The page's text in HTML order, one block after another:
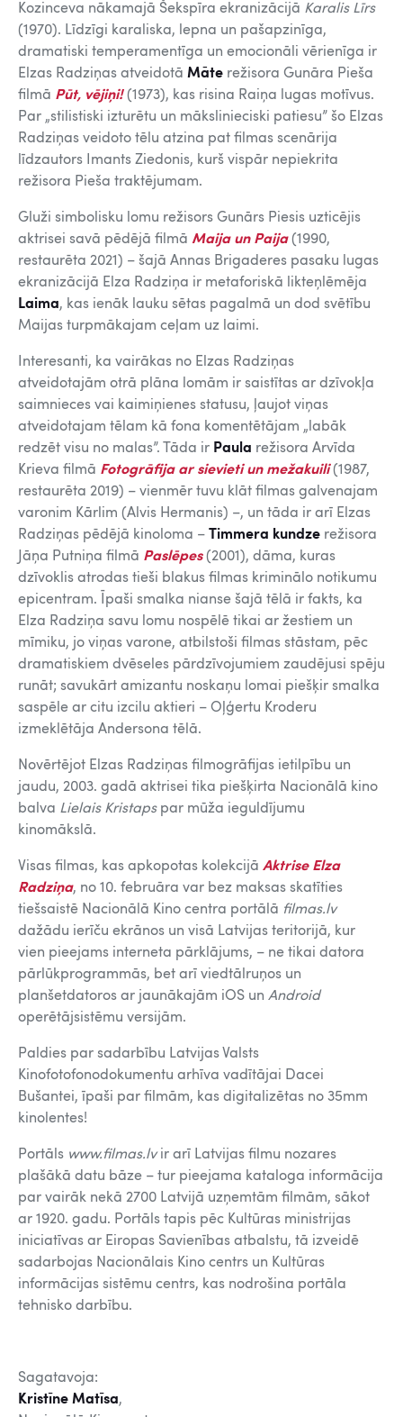
Kozinceva nākamajā Šekspīra ekranizācijā Karalis Līrs
(1970). Līdzīgi karaliska, lepna un pašapzinīga,
dramatiski temperamentīga un emocionāli vērienīga ir
Elzas Radziņas atveidotā Māte režisora Gunāra Pieša
filmā Pūt, vējiņi!(1973), kas risina Raiņa lugas motīvus.
Par „stilistiski izturētu un mākslinieciski patiesu” šo Elzas
Radziņas veidoto tēlu atzina pat filmas scenārija
līdzautors Imants Ziedonis, kurš vispār nepiekrita
režisora Pieša traktējumam.
Gluži simbolisku lomu režisors Gunārs Piesis uzticējis
aktrisei savā pēdējā filmā Maija un Paija(1990,
restaurēta 2021) – šajā Annas Brigaderes pasaku lugas
ekranizācijā Elza Radziņa ir metaforiskā likteņlēmēja
Laima, kas ienāk lauku sētas pagalmā un dod svētību
Maijas turpmākajam ceļam uz laimi.
Interesanti, ka vairākas no Elzas Radziņas
atveidotajām otrā plāna lomām ir saistītas ar dzīvokļa
saimnieces vai kaimiņienes statusu, ļaujot viņas
atveidotajam tēlam kā fona komentētājam „labāk
redzēt visu no malas”. Tāda ir Paula režisora Arvīda
Krieva filmā Fotogrāfija ar sievieti un mežakuili(1987,
restaurēta 2019) – vienmēr tuvu klāt filmas galvenajam
varonim Kārlim (Alvis Hermanis) –, un tāda ir arī Elzas
Radziņas pēdējā kinoloma – Timmera kundze režisora
Jāņa Putniņa filmā Paslēpes(2001), dāma, kuras
dzīvoklis atrodas tieši blakus filmas kriminālo notikumu
epicentram. Īpaši smalka nianse šajā tēlā ir fakts, ka
Elza Radziņa savu lomu nospēlē tikai ar žestiem un
mīmiku, jo viņas varone, atbilstoši filmas stāstam, pēc
dramatiskiem dvēseles pārdzīvojumiem zaudējusi spēju
runāt; savukārt amizantu noskaņu lomai piešķir smalka
saspēle ar citu izcilu aktieri – Oļģertu Kroderu
izmeklētāja Andersona tēlā.
Novērtējot Elzas Radziņas filmogrāfijas ietilpību un
jaudu, 2003. gadā aktrisei tika piešķirta Nacionālā kino
balva Lielais Kristapspar mūža ieguldījumu
kinomākslā.
Visas filmas, kas apkopotas kolekcijā Aktrise Elza
Radziņa, no 10. februāra var bez maksas skatīties
tiešsaistē Nacionālā Kino centra portālā filmas.lv
dažādu ierīču ekrānos un visā Latvijas teritorijā, kur
vien pieejams interneta pārklājums, – ne tikai datora
pārlūkprogrammās, bet arī viedtālruņos un
planšetdatoros ar jaunākajām iOS un Android
operētājsistēmu versijām.
Paldies par sadarbību Latvijas Valsts
Kinofotofonodokumentu arhīva vadītājai Dacei
Bušantei, īpaši par filmām, kas digitalizētas no 35mm
kinolentes!
Portāls www.filmas.lvir arī Latvijas filmu nozares
plašākā datu bāze – tur pieejama kataloga informācija
par vairāk nekā 2700 Latvijā uzņemtām filmām, sākot
ar 1920. gadu. Portāls tapis pēc Kultūras ministrijas
iniciatīvas ar Eiropas Savienības atbalstu, tā izveidē
sadarbojas Nacionālais Kino centrs un Kultūras
informācijas sistēmu centrs, kas nodrošina portāla
tehnisko darbību.
Sagatavoja:
Kristīne Matīsa,